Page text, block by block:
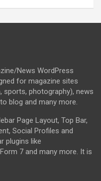
News WordPress
for magazine sites
sports, photography), news
blog and many more.
Page Layout, Top Bar,
Social Profiles and
plugins like
7 and many more. It is